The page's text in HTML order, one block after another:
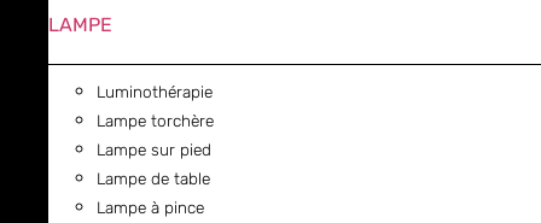
LAMPE
Luminothérapie
Lampe torchère
Lampe sur pied
Lampe de table
Lampe à pince